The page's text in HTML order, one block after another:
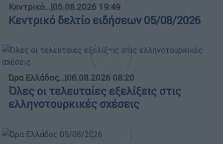
Κεντρικό...|05.08.2026 19:49
Κεντρικό δελτίο ειδήσεων 05/08/2026
Ώρα Ελλάδος...|06.08.2026 08:20
Όλες οι τελευταίες εξελίξεις στις
ελληνοτουρκικές σχέσεις